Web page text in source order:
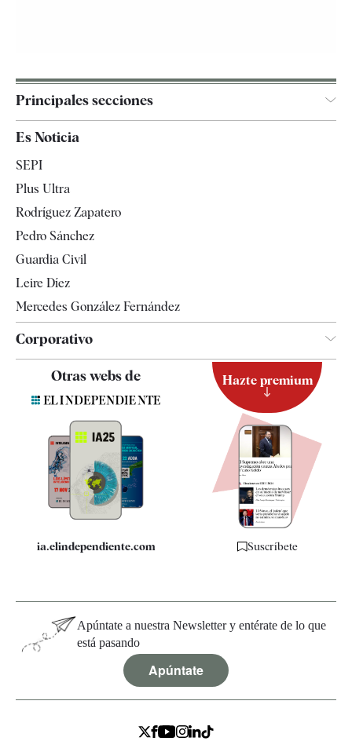
Principales secciones
Televisión
Es Noticia
SEPI
Plus Ultra
Rodríguez Zapatero
Pedro Sánchez
Guardia Civil
Leire Díez
Mercedes González Fernández
Corporativo
Quiénes somos
Especificaciones
Otras webs de
ia.elindependiente.com
Hazte premium
Suscríbete
Apúntate a nuestra Newsletter y entérate de lo que
está pasando
Apúntate